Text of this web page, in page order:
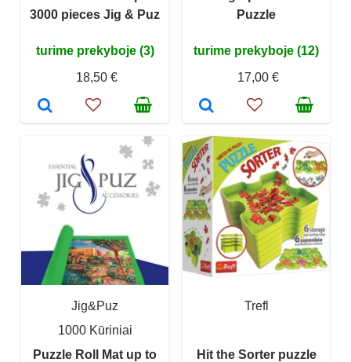
3000 pieces Jig & Puz
turime prekyboje (3)
18,50 €
Puzzle
turime prekyboje (12)
17,00 €
Jig&Puz
1000 Kūriniai
Puzzle Roll Mat up to
Trefl
Hit the Sorter puzzle